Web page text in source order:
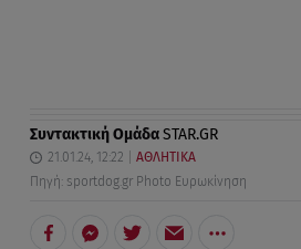
Συντακτική ΟμάδαSTAR.GR
21.01.24, 12:22
ΑΘΛΗΤΙΚΑ
Πηγή: sportdog.gr Photo Ευρωκίνηση